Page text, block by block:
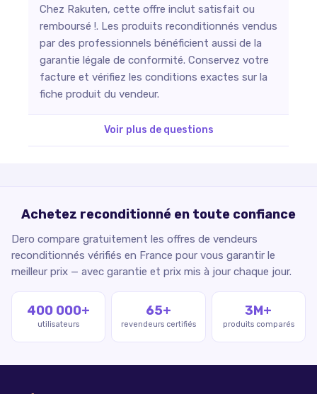
Chez Rakuten, cette offre inclut satisfait ou
remboursé !. Les produits reconditionnés vendus
par des professionnels bénéficient aussi de la
garantie légale de conformité. Conservez votre
facture et vérifiez les conditions exactes sur la
fiche produit du vendeur.
Voir plus de questions
Achetez reconditionné en toute confiance
Dero compare gratuitement les offres de vendeurs
reconditionnés vérifiés en France pour vous garantir le
meilleur prix — avec garantie et prix mis à jour chaque jour.
400 000+
utilisateurs
65+
revendeurs certifiés
3M+
produits comparés